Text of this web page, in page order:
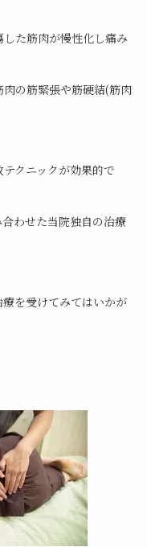
た筋肉が慢性化し痛み
の筋緊張や筋硬結(筋肉
クニックが効果的で
わせた当院独自の治療
を受けてみてはいかが